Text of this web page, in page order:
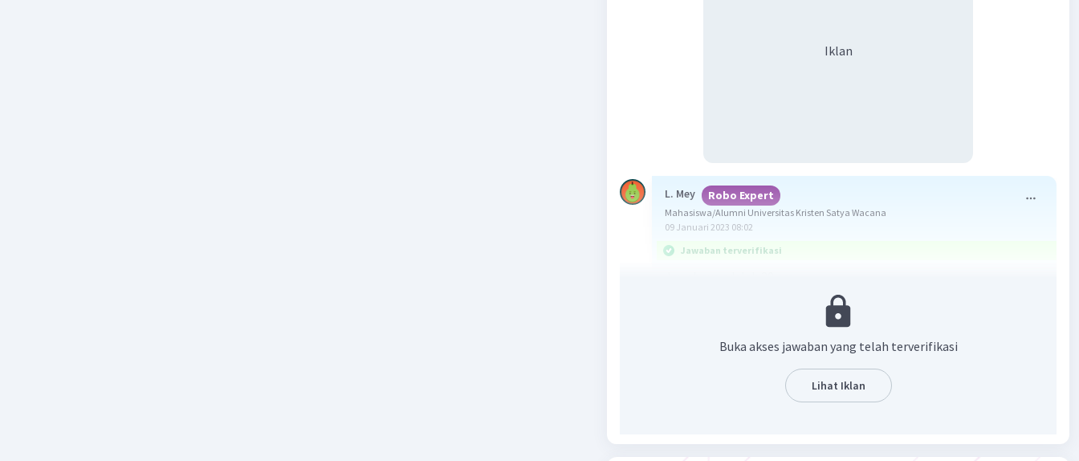
Iklan
L. Mey Robo Expert
Mahasiswa/Alumni Universitas Kristen Satya Wacana
09 Januari 2023 08:02
Jawaban terverifikasi
AB² + BC² = AC²
AB, BC : sisi sisi yang mengapit sudut siku siku pada segitiga siku siku
Buka akses jawaban yang telah terverifikasi
Lihat Iklan